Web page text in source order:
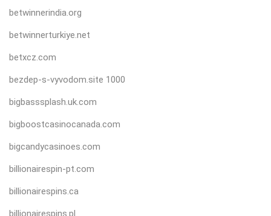
betwinnerindia.org
betwinnerturkiye.net
betxcz.com
bezdep-s-vyvodom.site 1000
bigbasssplash.uk.com
bigboostcasinocanada.com
bigcandycasinoes.com
billionairespin-pt.com
billionairespins.ca
billionairespins.pl